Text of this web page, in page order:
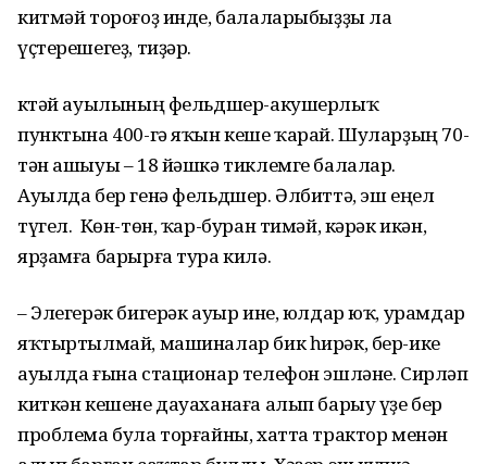
китмәй тороғоҙ инде, балаларыбыҙҙы ла
үҫтерешегеҙ, тиҙәр.
Үктәй ауылының фельдшер-акушерлыҡ
пунктына 400-гә яҡын кеше ҡарай. Шуларҙың 70-
тән ашыуы – 18 йәшкә тиклемге балалар.
Ауылда бер генә фельдшер. Әлбиттә, эш еңел
түгел. Көн-төн, ҡар-буран тимәй, кәрәк икән,
ярҙамға барырға тура килә.
– Элегерәк бигерәк ауыр ине, юлдар юҡ, урамдар
яҡтыртылмай, машиналар бик һирәк, бер-ике
ауылда ғына стационар телефон эшләне. Сирләп
киткән кешене дауаханаға алып барыу үҙе бер
проблема була торғайны, хатта трактор менән